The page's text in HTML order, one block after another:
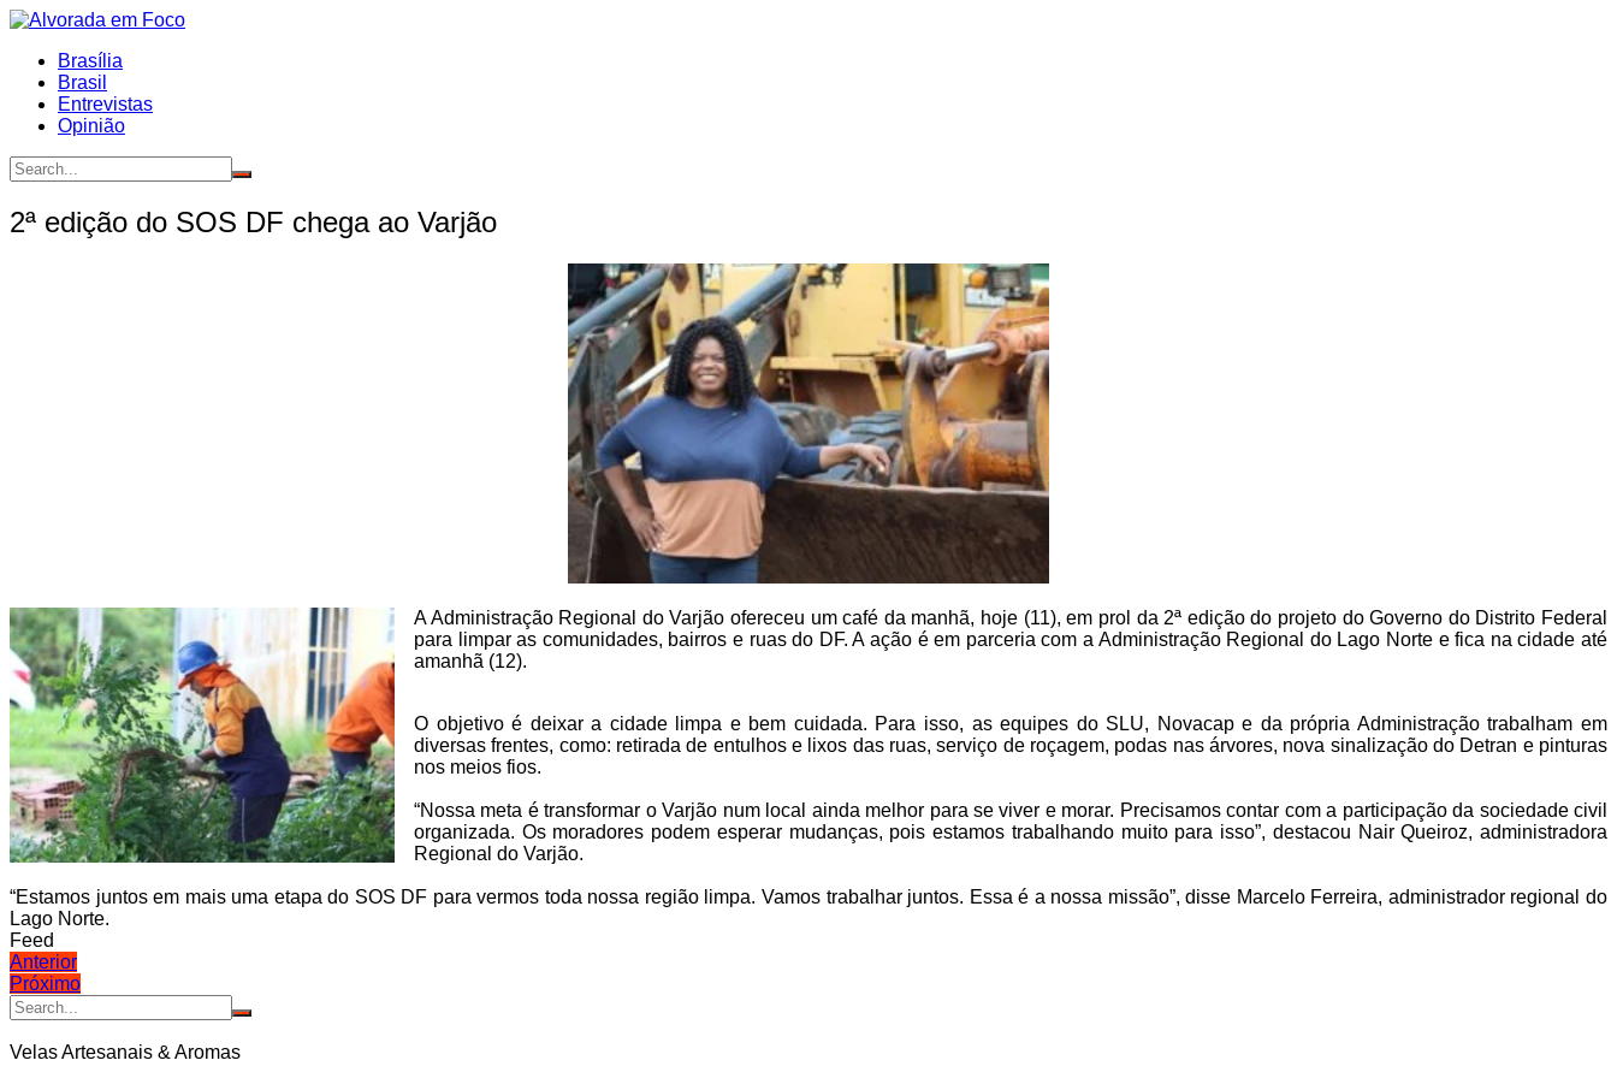
Ir
conteúdo
Brasília
Brasil
Entrevistas
Opinião
2ª edição do SOS DF chega ao Varjão
A Administração Regional do Varjão ofereceu um café da manhã, hoje (11), em prol da 2ª edição do projeto do Governo do Distrito Federal
para limpar as comunidades, bairros e ruas do DF. A ação é em parceria com a Administração Regional do Lago Norte e fica na cidade até
amanhã (12).
O objetivo é deixar a cidade limpa e bem cuidada. Para isso, as equipes do SLU, Novacap e da própria Administração trabalham em
diversas frentes, como: retirada de entulhos e lixos das ruas, serviço de roçagem, podas nas árvores, nova sinalização do Detran e pinturas
nos meios fios.
“Nossa meta é transformar o Varjão num local ainda melhor para se viver e morar. Precisamos contar com a participação da sociedade civil
organizada. Os moradores podem esperar mudanças, pois estamos trabalhando muito para isso”, destacou Nair Queiroz, administradora
Regional do Varjão.
“Estamos juntos em mais uma etapa do SOS DF para vermos toda nossa região limpa. Vamos trabalhar juntos. Essa é a nossa missão”, disse Marcelo Ferreira, administrador regional do
Lago Norte.
Feed
Navegação
de
Anterior
Próximo
Velas Artesanais & Aromas